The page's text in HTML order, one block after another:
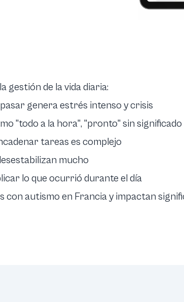
gestión de la vida diaria:
genera estrés intenso y crisis
"todo a la hora", "pronto" sin
tareas es complejo
mucho
lo que ocurrió durante el día
autismo en Francia y impactan